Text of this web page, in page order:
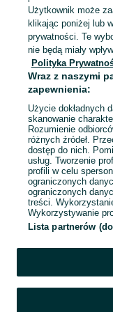
Mapa kategorii
Mapa miejscowości
Mapa ministron
Popularne wyszukiwania
Użytkownik może
klikając poniżej lub
prywatności. Te
nie będą miały
Polityka
Wraz z naszymi
zapewnienia:
Użycie dokładnych
skanowanie
Rozumienie
różnych źródeł.
dostęp do nich.
usług. Tworzenie
profili w celu
ograniczonych
ograniczonych
treści.
Wykorzystywanie
Lista partnerów